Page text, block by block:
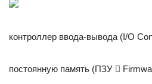
контроллер ввода-вывода (I/O
постоянную память (ПЗУ 